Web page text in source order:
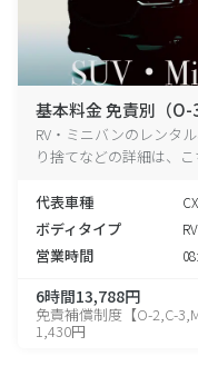
基本料金 免責別（O-3
RV・ミニバンのレンタ
り捨てなどの詳細は、
代表車種
ボディタイプ
営業時間
6時間13,788円
免責補償制度【O-2,C-
1,430円